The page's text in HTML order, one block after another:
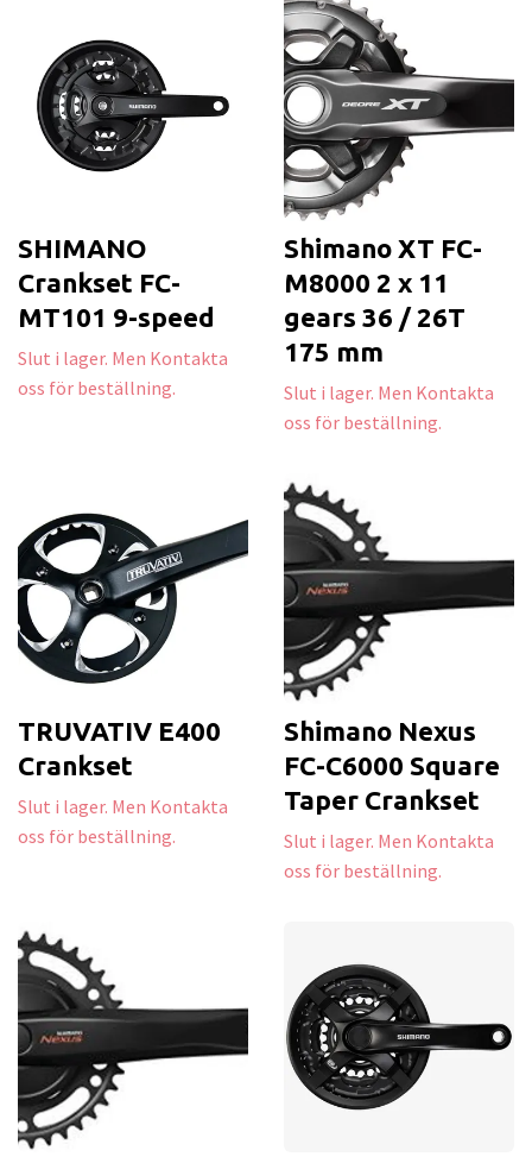
SHIMANO
Crankset FC-
MT101 9-speed
Slut i lager. Men Kontakta
oss för beställning.
Shimano XT FC-
M8000 2 x 11
gears 36 / 26T
175 mm
Slut i lager. Men Kontakta
oss för beställning.
TRUVATIV E400
Crankset
Slut i lager. Men Kontakta
oss för beställning.
Shimano Nexus
FC-C6000 Square
Taper Crankset
Slut i lager. Men Kontakta
oss för beställning.